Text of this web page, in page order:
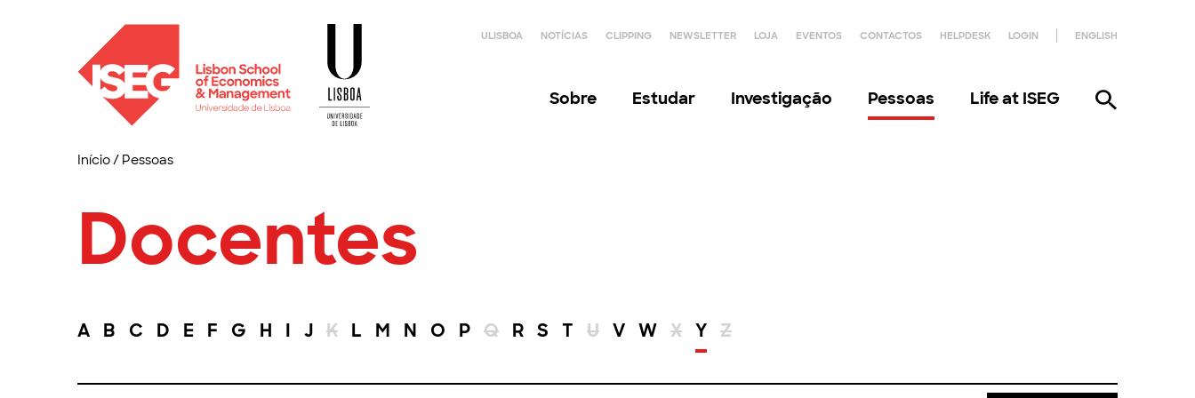
ULISBOA NOTÍCIAS CLIPPING NEWSLETTER LOJA EVENTOS CONTACTOS HELPDESK LOGIN ENGLISH
Sobre Estudar Investigação Pessoas Life at ISEG
Início/ Pessoas
Docentes
A B C D E F G H I J K L M N O P Q R S T U V W X Y Z